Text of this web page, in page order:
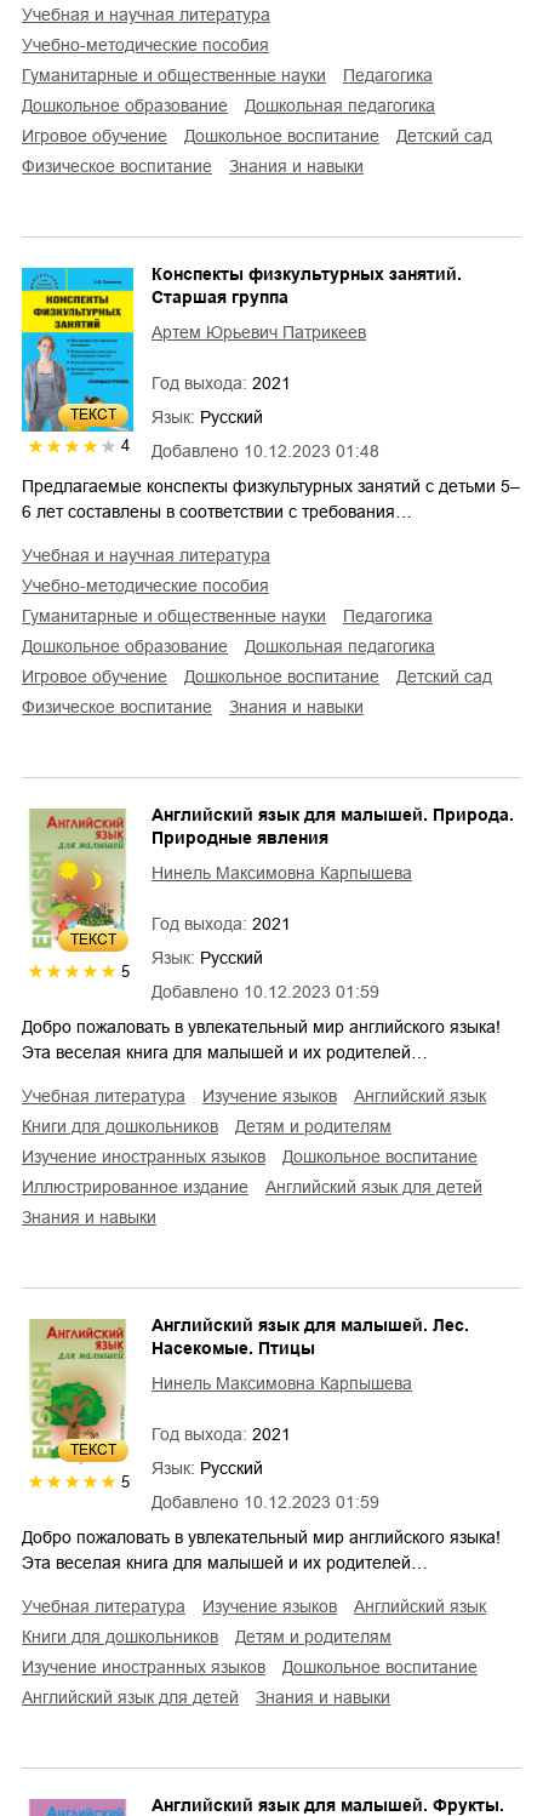
учебная и научная литература
учебно-методические пособия
гуманитарные и общественные науки
педагогика
дошкольное образование
дошкольная педагогика
игровое обучение
дошкольное воспитание
детский сад
физическое воспитание
знания и навыки
ТЕКСТ
4 Добавлено 10.12.2023 01:48
Конспекты физкультурных занятий.
Старшая группа
Артем Юрьевич Патрикеев
Год выхода: 2021
Язык: Русский
Предлагаемые конспекты физкультурных занятий с детьми 5–
6 лет составлены в соответствии с требования…
учебная и научная литература
учебно-методические пособия
гуманитарные и общественные науки
педагогика
дошкольное образование
дошкольная педагогика
игровое обучение
дошкольное воспитание
детский сад
физическое воспитание
знания и навыки
ТЕКСТ
5
Добавлено 10.12.2023 01:59
Английский язык для малышей. Природа.
Природные явления
Нинель Максимовна Карпышева
Год выхода: 2021
Язык: Русский
Добро пожаловать в увлекательный мир английского языка!
Эта веселая книга для малышей и их родителей…
учебная литература изучение языков
английский язык
книги для дошкольников
детям и родителям
изучение иностранных языков
дошкольное воспитание
иллюстрированное издание
английский язык для детей
знания и навыки
ТЕКСТ
5
Добавлено 10.12.2023 01:59
Английский язык для малышей. Лес.
Насекомые. Птицы
Нинель Максимовна Карпышева
Год выхода: 2021
Язык: Русский
Добро пожаловать в увлекательный мир английского языка!
Эта веселая книга для малышей и их родителей…
учебная литература изучение языков
английский язык
книги для дошкольников
детям и родителям
изучение иностранных языков
дошкольное воспитание
английский язык для детей
знания и навыки
Английский язык для малышей. Фрукты.